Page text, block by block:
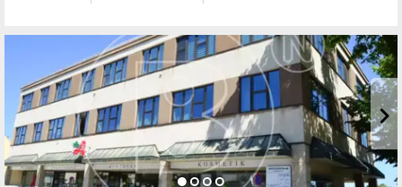
ca. 7.800 Einwohnern bietet